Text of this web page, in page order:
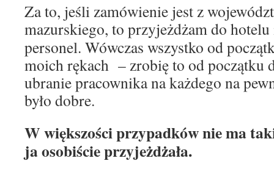
Za to, jeśli zamówienie jest z
mazurskiego, to przyjeżdżam do
personel. Wówczas wszystko od
moich rękach – zrobię to od początku
ubranie pracownika na każdego na
było dobre.
W większości przypadków nie ma
ja osobiście przyjeżdżała.